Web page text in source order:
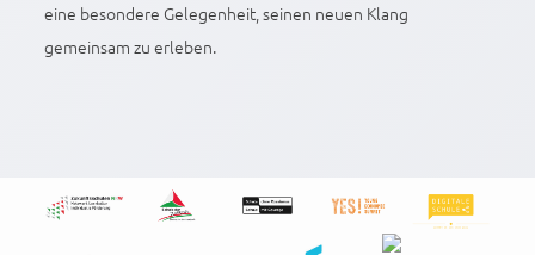
eine besondere Gelegenheit, seinen neuen Klang
gemeinsam zu erleben.